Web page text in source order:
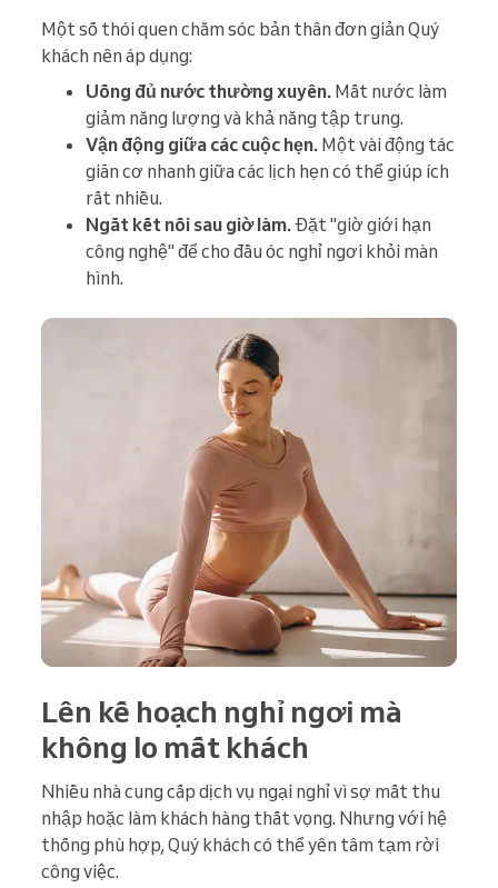
Một số thói quen chăm sóc bản thân đơn giản Quý
khách nên áp dụng:
Uống đủ nước thường xuyên. Mất nước làm
giảm năng lượng và khả năng tập trung.
Vận động giữa các cuộc hẹn. Một vài động tác
giãn cơ nhanh giữa các lịch hẹn có thể giúp ích
rất nhiều.
Ngắt kết nối sau giờ làm. Đặt "giờ giới hạn
công nghệ" để cho đầu óc nghỉ ngơi khỏi màn
hình.
Lên kế hoạch nghỉ ngơi mà
không lo mất khách
Nhiều nhà cung cấp dịch vụ ngại nghỉ vì sợ mất thu
nhập hoặc làm khách hàng thất vọng. Nhưng với hệ
thống phù hợp, Quý khách có thể yên tâm tạm rời
công việc.